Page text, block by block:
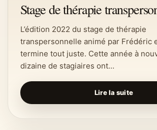
Stage de thérapie
L’édition 2022 du stage de thérapie
transpersonnelle animé par Frédéric
termine tout juste. Cette année à
dizaine de stagiaires ont…
Lire la suite